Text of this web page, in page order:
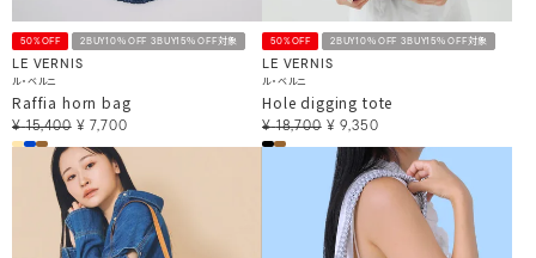
50%OFF 2BUY10％OFF 3BUY15％OFF対象
LE VERNIS
ル・ベルニ
Raffia horn bag
¥ 15,400 ¥ 7,700
50%OFF 2BUY10％OFF 3BUY15％OFF対象
LE VERNIS
ル・ベルニ
Hole digging tote
¥ 18,700 ¥ 9,350